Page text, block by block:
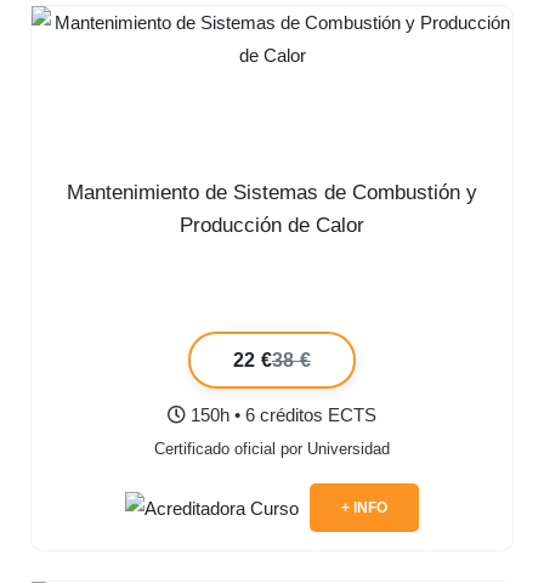
Mantenimiento de Sistemas de Combustión y
Producción de Calor
22 €38 €
150h • 6 créditos ECTS
Certificado oficial por Universidad
+ INFO